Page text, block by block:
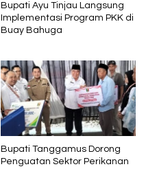
Bupati Ayu Tinjau Langsung
Implementasi Program PKK di
Buay Bahuga
Bupati Tanggamus Dorong
Penguatan Sektor Perikanan